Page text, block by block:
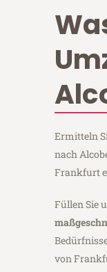
Ermitteln
nach
Frankfurt
Füllen Sie
von